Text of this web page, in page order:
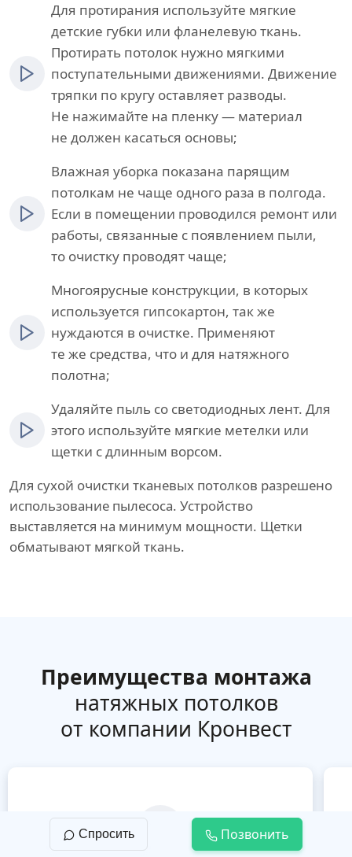
Для протирания используйте мягкие
детские губки или фланелевую ткань.
Протирать потолок нужно мягкими
поступательными движениями. Движение
тряпки по кругу оставляет разводы.
Не нажимайте на пленку — материал
не должен касаться основы;
Влажная уборка показана парящим
потолкам не чаще одного раза в полгода.
Если в помещении проводился ремонт или
работы, связанные с появлением пыли,
то очистку проводят чаще;
Многоярусные конструкции, в которых
используется гипсокартон, так же
нуждаются в очистке. Применяют
те же средства, что и для натяжного
полотна;
Удаляйте пыль со светодиодных лент. Для
этого используйте мягкие метелки или
щетки с длинным ворсом.
Для сухой очистки тканевых потолков разрешено
использование пылесоса. Устройство
выставляется на минимум мощности. Щетки
обматывают мягкой ткань.
Преимущества монтажа
натяжных потолков
от компании Кронвест
Спросить Позвонить